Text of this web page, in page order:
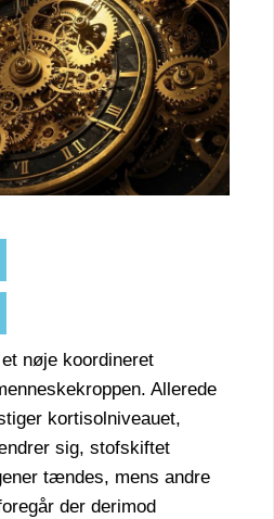
nøje koordineret
Allerede
kortisolniveauet,
sig, stofskiftet
tændes, mens andre
der derimod